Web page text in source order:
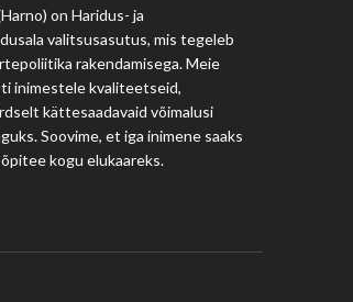
on Haridus- ja
valitsusasutus, mis tegeleb
rakendamisega. Meie
inimestele kvaliteetseid,
kättesaadavaid võimalusi
Soovime, et iga inimene saaks
kogu elukaareks.